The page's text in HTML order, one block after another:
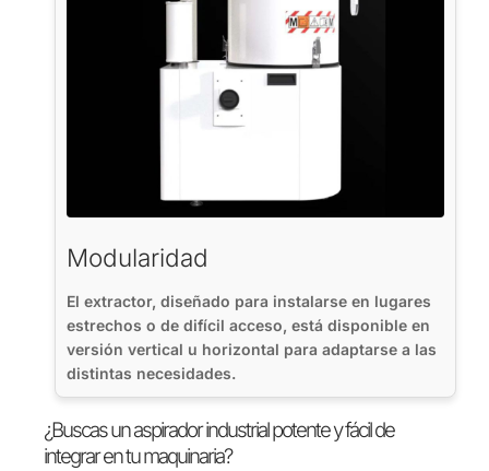
Modularidad
El extractor, diseñado para instalarse en lugares
estrechos o de difícil acceso, está disponible en
versión vertical u horizontal para adaptarse a las
distintas necesidades.
¿Buscas un aspirador industrial potente y fácil de
integrar en tu maquinaria?